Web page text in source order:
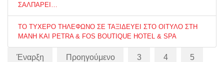
ΣΑΛΠΑΡΕΙ…
ΤΟ ΤΥΧΕΡΟ ΤΗΛΕΦΩΝΟ ΣΕ ΤΑΞΙΔΕΥΕΙ ΣΤΟ ΟΙΤΥΛΟ ΣΤΗ
ΜΑΝΗ ΚΑΙ PETRA & FOS BOUTIQUE HOTEL & SPA
Έναρξη Προηγούμενο 3 4 5